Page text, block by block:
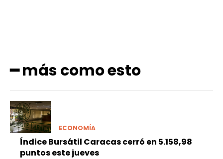
━ más como esto
ECONOMÍA
Índice Bursátil Caracas cerró en 5.158,98
puntos este jueves